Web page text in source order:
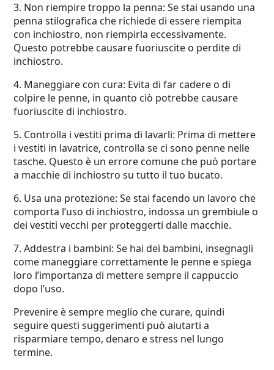
3. Non riempire troppo la penna: Se stai usando una
penna stilografica che richiede di essere riempita
con inchiostro, non riempirla eccessivamente.
Questo potrebbe causare fuoriuscite o perdite di
inchiostro.
4. Maneggiare con cura: Evita di far cadere o di
colpire le penne, in quanto ciò potrebbe causare
fuoriuscite di inchiostro.
5. Controlla i vestiti prima di lavarli: Prima di mettere
i vestiti in lavatrice, controlla se ci sono penne nelle
tasche. Questo è un errore comune che può portare
a macchie di inchiostro su tutto il tuo bucato.
6. Usa una protezione: Se stai facendo un lavoro che
comporta l’uso di inchiostro, indossa un grembiule o
dei vestiti vecchi per proteggerti dalle macchie.
7. Addestra i bambini: Se hai dei bambini, insegnagli
come maneggiare correttamente le penne e spiega
loro l’importanza di mettere sempre il cappuccio
dopo l’uso.
Prevenire è sempre meglio che curare, quindi
seguire questi suggerimenti può aiutarti a
risparmiare tempo, denaro e stress nel lungo
termine.